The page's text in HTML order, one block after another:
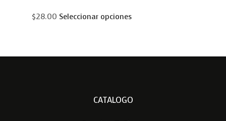
$28.00 Seleccionar opciones
CATALOGO